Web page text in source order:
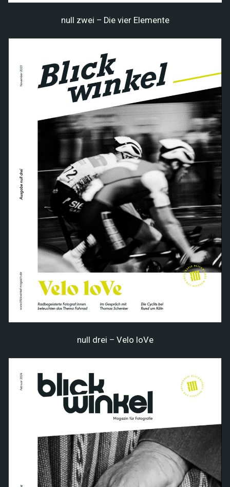
null zwei – Die vier Elemente
null drei – Velo loVe